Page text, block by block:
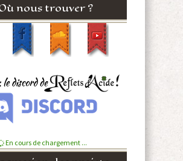
nous trouver ?
En cours de chargement ...